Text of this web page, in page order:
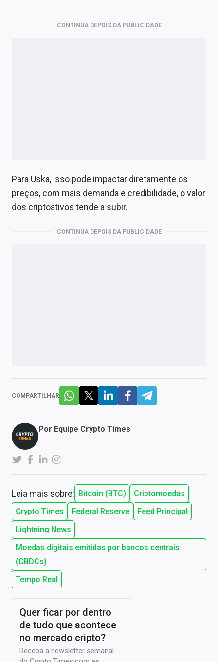
CONTINUA DEPOIS DA PUBLICIDADE
Para Uska, isso pode impactar diretamente os
preços, com mais demanda e credibilidade, o valor
dos criptoativos tende a subir.
CONTINUA DEPOIS DA PUBLICIDADE
COMPARTILHAR
Por Equipe Crypto Times
Leia mais sobre: Bitcoin (BTC)
Criptomoedas
Crypto Times
Federal Reserve
Feed Principal
Lightning News
Moedas digitais emitidas por bancos centrais
(CBDCs)
Tempo Real
Quer ficar por dentro
de tudo que acontece
no mercado cripto?
Receba a newsletter semanal